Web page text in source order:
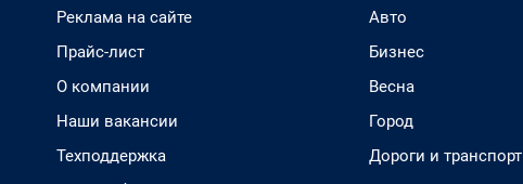
Реклама на сайте
Прайс-лист
О компании
Наши вакансии
Техподдержка
Авто
Бизнес
Весна
Город
Дороги и транспорт